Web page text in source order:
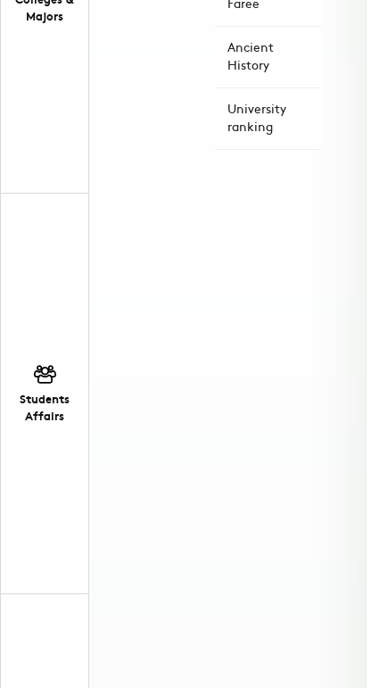
Majors
Students
Affairs
Ancient
History
University
ranking